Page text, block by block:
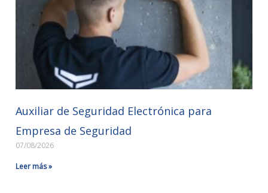
Auxiliar de Seguridad Electrónica para
Empresa de Seguridad
07/08/2026
Leer más »